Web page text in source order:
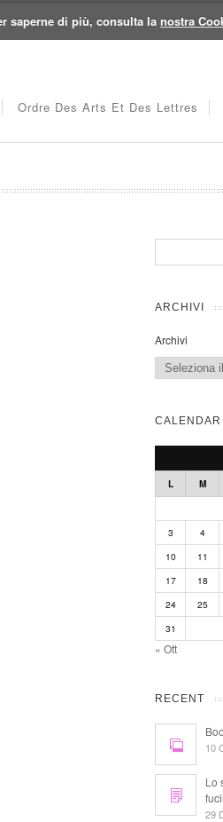
saperne di più, consulta lanostra
Ordre Des Arts Et Des Lettres
ARCHIVI
Archivi
CALENDAR
L M
3
4
10
11
17
18
24
25
31
« Ott
RECENT
10
Lo
29